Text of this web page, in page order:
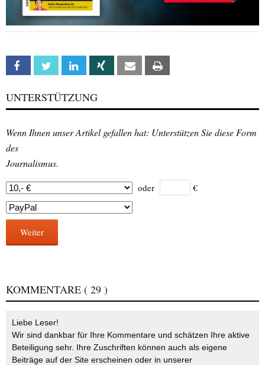
Facebook Twitter Linkedin Xing Email
UNTERSTÜTZUNG
Wenn Ihnen unser Artikel gefallen hat: Unterstützen Sie diese Form
des
Journalismus.
oder €
Weiter
KOMMENTARE ( 29 )
Liebe Leser!
Wir sind dankbar für Ihre Kommentare und schätzen Ihre aktive
Beteiligung sehr. Ihre Zuschriften können auch als eigene
Beiträge auf der Site erscheinen oder in unserer